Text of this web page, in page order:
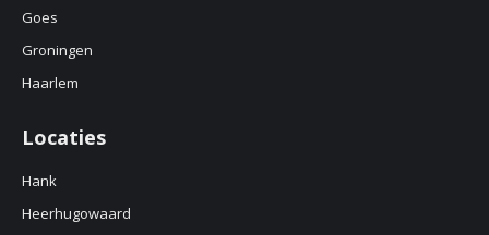
Goes
Groningen
Haarlem
Locaties
Hank
Heerhugowaard